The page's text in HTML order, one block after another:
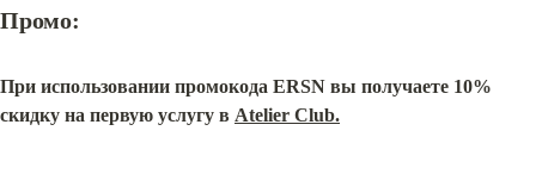
Промо:
При использовании промокода ERSN вы получаете 10%
скидку на первую услугу в Atelier Club.